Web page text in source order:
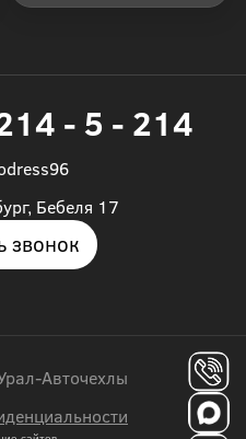
- 5 - 214
Бебеля 17
звонок
Авточехлы